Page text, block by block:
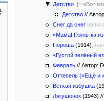
Детство [= «Вот
Детство //
Снег да снег
«Мама! Глянь-ка
Пороша (1914) ,
«Густой зелёный
Февраль // Автор:
Оттепель («Ещё и
Ветхая избушка
Лягушонок (1943) //